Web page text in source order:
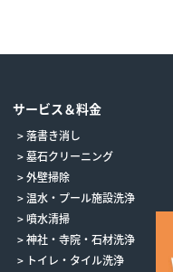
サービス＆料金
落書き消し
墓石クリーニング
外壁掃除
温水・プール施設洗浄
噴水清掃
神社・寺院・石材洗浄
トイレ・タイル洗浄